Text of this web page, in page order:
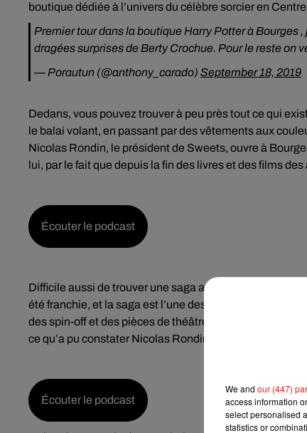
boutique dédiée à l’univers du célèbre sorcier en
Premier tour dans la boutique Harry Potter à Bourges
dragées surprises de Berty Crochue. Pour le reste on
— Porautun (@anthony_carado) September 18, 2019
Dedans, vous pouvez trouver à peu près tout ce qui
le balai volant, en passant par des vêtements aux
Nicolas Rondin, le président de Sweets, ouvre à
lui, par le fait que depuis la fin des livres et des films
Écouter le podcast
Difficile aussi de trouver une saga aussi universelle
été franchie, et la saga est l’une des plus lucratives du
des spin-off et des pièces de théâtre, et l’engouement
ce qu’a pu constater Nicolas Rondin encore lors de
Écouter le podcast
We and our (447)
access information
select personalised
statistics or